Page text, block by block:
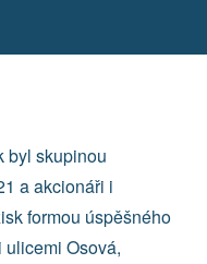
byl skupinou
a akcionáři i
formou úspěšného
Osová,